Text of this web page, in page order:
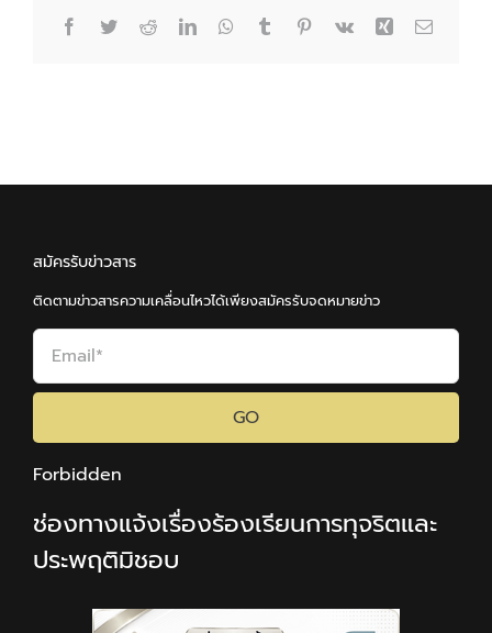
Facebook
TwitterRedditLinkedInWhatsApp
TumblrPinterest
Vk Xing Email
สมัครรับข่าวสาร
ติดตามข่าวสารความเคลื่อนไหวได้เพียงสมัครรับจดหมายข่าว
GO
Forbidden
ช่องทางแจ้งเรื่องร้องเรียนการทุจริตและ
ประพฤติมิชอบ